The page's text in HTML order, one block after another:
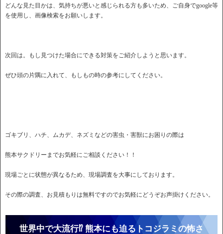
どんな見た目かは、気持ちが悪いと感じられる方も多いため、ご自身でgoogle等
を使用し、画像検索をお願いします。
次回は。もし見つけた場合にできる対策をご紹介しようと思います。
ぜひ頭の片隅に入れて、もしもの時の参考にしてください。
ゴキブリ、ハチ、ムカデ、ネズミなどの害虫・害獣にお困りの際は
熊本サクドリーまでお気軽にご相談ください！！
現場ごとに状態が異なるため、現場調査を大事にしております。
その際の調査、お見積もりは無料ですのでお気軽にどうぞお声掛けください。
世界中で大流行⁉ 熊本にも迫るトコジラミの怖さ